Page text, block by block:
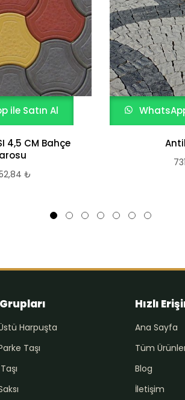
ile Satın Al
4,5 CM Bahçe
₺
Harpuşta
Taşı
Hızlı
Ana Sayfa
Tüm
Blog
İletişim